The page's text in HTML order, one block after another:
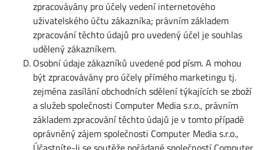
zpracovávány pro účely vedení internetového
uživatelského účtu zákazníka; právním základem
zpracování těchto údajů pro uvedený účel je souhlas
udělený zákazníkem.
Osobní údaje zákazníků uvedené pod písm. A mohou
být zpracovávány pro účely přímého marketingu tj.
zejména zasílání obchodních sdělení týkajících se zboží
a služeb společnosti Computer Media s.r.o., právním
základem zpracování těchto údajů je v tomto případě
oprávněný zájem společnosti Computer Media s.r.o.,